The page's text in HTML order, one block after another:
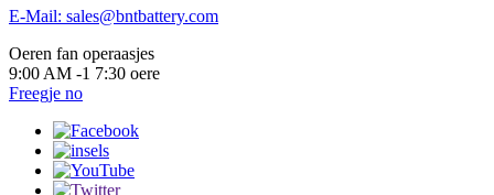
E-Mail: sales@bntbattery.com
Oeren fan operaasjes
9:00 AM -1 7:30 oere
Freegje no